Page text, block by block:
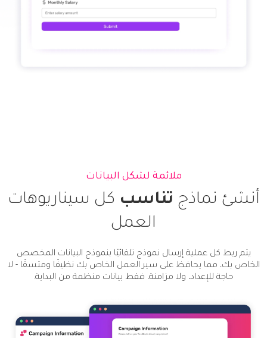
ملائمة لشكل البيانات
أنشئ نماذج تناسب كل سيناريوهات
العمل
يتم ربط كل عملية إرسال نموذج تلقائيًا بنموذج البيانات المخصص
الخاص بك، مما يحافظ على سير العمل الخاص بك نظيفًا ومتسقًا - لا
حاجة للإعداد، ولا مزامنة، فقط بيانات منظمة من البداية.